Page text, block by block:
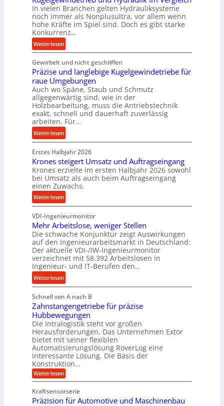
r
m
a
n
c
b
e
i
m
D
r
ü
c
k
p
r
o
z
e
s
In vielen Branchen gelten Hydrauliksysteme
noch immer als Nonplusultra, vor allem wenn
hohe Kräfte im Spiel sind. Doch es gibt starke
Konkurrenz…
Weiterlesen:
K
u
g
e
l
g
e
w
i
n
e
t
r
i
b
u
n
d
H
y
d
r
a
l
i
k
i
m
V
e
r
g
e
Gewirbelt und nicht geschliffen
Präzise und langlebige Kugelgewindetriebe für
raue Umgebungen
Auch wo Späne, Staub und Schmutz
allgegenwärtig sind, wie in der
Holzbearbeitung, muss die Antriebstechnik
exakt, schnell und dauerhaft zuverlässig
arbeiten. Für…
Weiterlesen:
P
r
ä
z
i
s
e
u
n
d
l
a
n
g
e
i
g
e
K
u
g
e
l
g
e
w
Erstes Halbjahr 2026
Krones steigert Umsatz und Auftragseingang
Krones erzielte im ersten Halbjahr 2026 sowohl
bei Umsatz als auch beim Auftragseingang
einen Zuwachs.
Weiterlesen:
K
r
o
n
e
s
s
t
e
g
e
r
t
U
m
s
a
t
u
VDI-Ingenieurmonitor
Mehr Arbeitslose, weniger Stellen
Die schwache Konjunktur zeigt Auswirkungen
auf den Ingenieurarbeitsmarkt in Deutschland:
Der aktuelle VDI-/IW-Ingenieurmonitor
verzeichnet mit 58.392 Arbeitslosen in
Ingenieur- und IT-Berufen den…
Weiterlesen:
M
e
h
r
A
r
b
e
i
t
s
l
o
Schnell von A nach B
Zahnstangengetriebe für präzise
Hubbewegungen
Die Intralogistik steht vor großen
Herausforderungen. Das Unternehmen Extor
bietet mit seiner flexiblen
Automatisierungslösung RoverLog eine
interessante Lösung. Die Basis der
Konstruktion…
Weiterlesen:
Z
h
n
Kraftsensorserie
Präzision für Automotive und Maschinenbau